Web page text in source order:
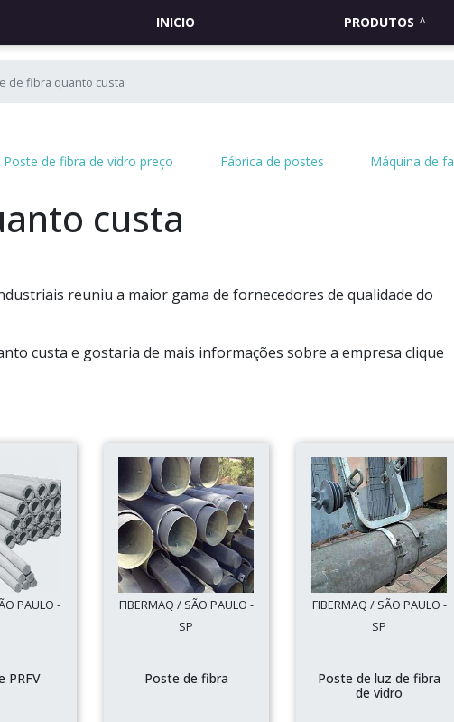
INICIO PRODUTOS
de fibra quanto custa
Poste de fibra de vidro preço Fábrica de postes Máquina de
custa
reuniu a maior gama de fornecedores de qualidade do
custa e gostaria de mais informações sobre a empresa clique
PAULO -
PRFV
FIBERMAQ / SÃO PAULO -
SP
Poste de fibra
FIBERMAQ / SÃO PAULO -
SP
Poste de luz de fibra
de vidro